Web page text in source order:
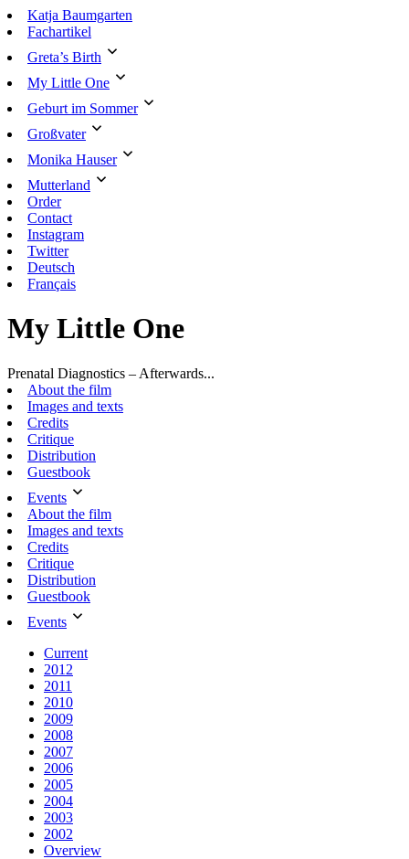
Skip
to
Katja Baumgarten
Fachartikel
Greta’s Birth
My Little One
Geburt im Sommer
Großvater
Monika Hauser
Mutterland
Order
Contact
Instagram
Twitter
Deutsch
Français
My Little One
Prenatal Diagnostics – Afterwards...
About the film
Images and texts
Credits
Critique
Distribution
Guestbook
Events
About the film
Images and texts
Credits
Critique
Distribution
Guestbook
Events
Current
2012
2011
2010
2009
2008
2007
2006
2005
2004
2003
2002
Overview